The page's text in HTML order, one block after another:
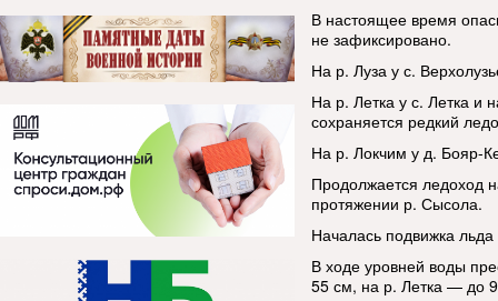
В настоящее время
не зафиксировано.
На р. Луза у с.
На р. Летка у с. Летка и
сохраняется редкий
На р. Локчим у д. Бояр-
Продолжается ледоход
протяжении р. Сысола.
Началась подвижка
В ходе уровней воды
55 см, на р. Летка — до